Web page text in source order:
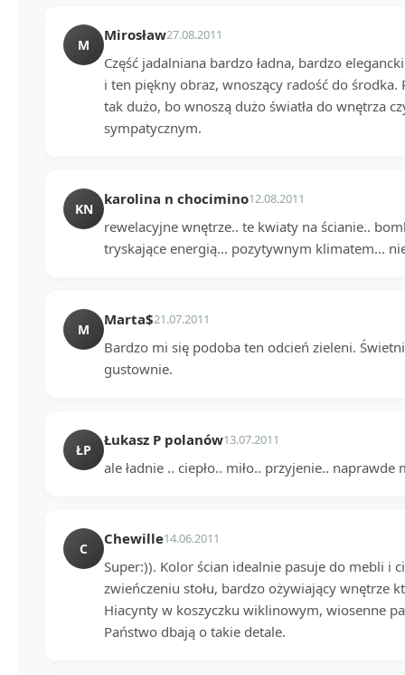
M
Mirosław27.08.2011
Część jadalniana bardzo ładna, bardzo
i ten piękny obraz, wnoszący radość do
tak dużo, bo wnoszą dużo światła do wnętrza
sympatycznym.
KN
karolina n chocimino12.08.2011
rewelacyjne wnętrze.. te kwiaty na ścianie..
tryskające energią... pozytywnym klimatem...
M
Marta$21.07.2011
Bardzo mi się podoba ten odcień zieleni.
gustownie.
ŁP
Łukasz P polanów13.07.2011
ale ładnie .. ciepło.. miło.. przyjenie.. naprawde
C
Chewille14.06.2011
Super:)). Kolor ścian idealnie pasuje do mebli i
zwieńczeniu stołu, bardzo ożywiający wnętrze
Hiacynty w koszyczku wiklinowym, wiosenne
Państwo dbają o takie detale.